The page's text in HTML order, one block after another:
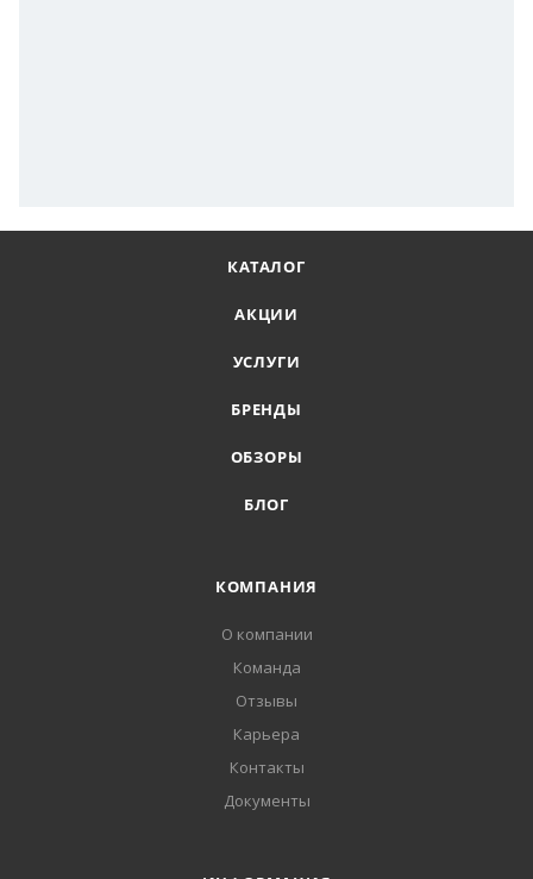
КАТАЛОГ
АКЦИИ
УСЛУГИ
БРЕНДЫ
ОБЗОРЫ
БЛОГ
КОМПАНИЯ
О компании
Команда
Отзывы
Карьера
Контакты
Документы